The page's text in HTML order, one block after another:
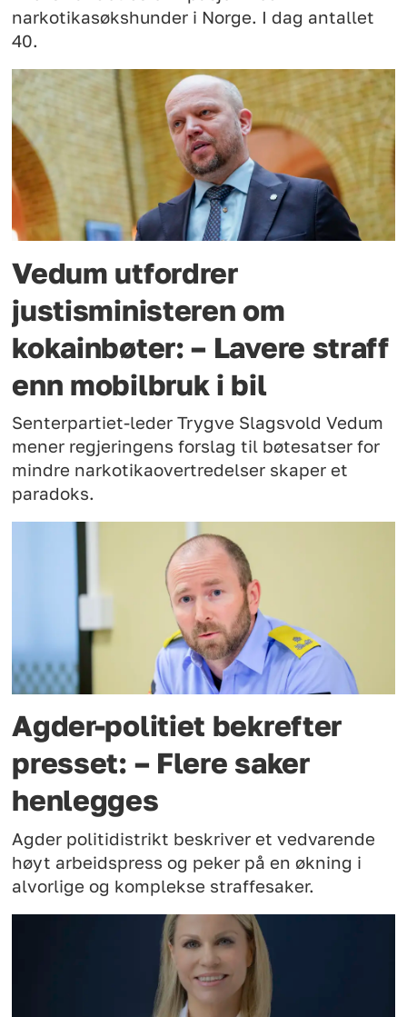
narkotikasøkshunder i Norge. I dag antallet
40.
Vedum utfordrer
justisministeren om
kokainbøter: – Lavere straff
enn mobilbruk i bil
Senterpartiet-leder Trygve Slagsvold Vedum
mener regjeringens forslag til bøtesatser for
mindre narkotikaovertredelser skaper et
paradoks.
Agder-politiet bekrefter
presset: – Flere saker
henlegges
Agder politidistrikt beskriver et vedvarende
høyt arbeidspress og peker på en økning i
alvorlige og komplekse straffesaker.